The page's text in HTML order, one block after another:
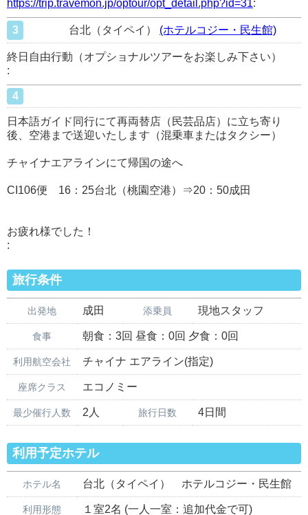
https://trip.travemon.jp/optour/opt_detail.php?id=31:
3 台北（タイペイ） (ホテルコジー・民生館)
終日自由行動（オプショナルツアーをお楽しみ下さい）
:
4
日本語ガイド同行にて再両替店（民芸品店）に立ち寄り
後、空港まで送迎いたします（混乗車またはタクシー）
チャイナエアラインにて帰国の途へ
CI106便 16：25台北（桃園空港）⇒20：50成田
お疲れ様でした！
:
旅行条件
出発地 成田 添乗員 現地スタッフ
食事 朝食：3回 昼食：0回 夕食：0回
利用航空会社 チャイナ エアライン(指定)
座席クラス エコノミー
最少催行人数 2人 旅行日数 4日間
利用予定ホテル
ホテル名 台北（タイペイ） ホテルコジー・民生館
利用形態 １室2名 (一人一室：追加代金で可)